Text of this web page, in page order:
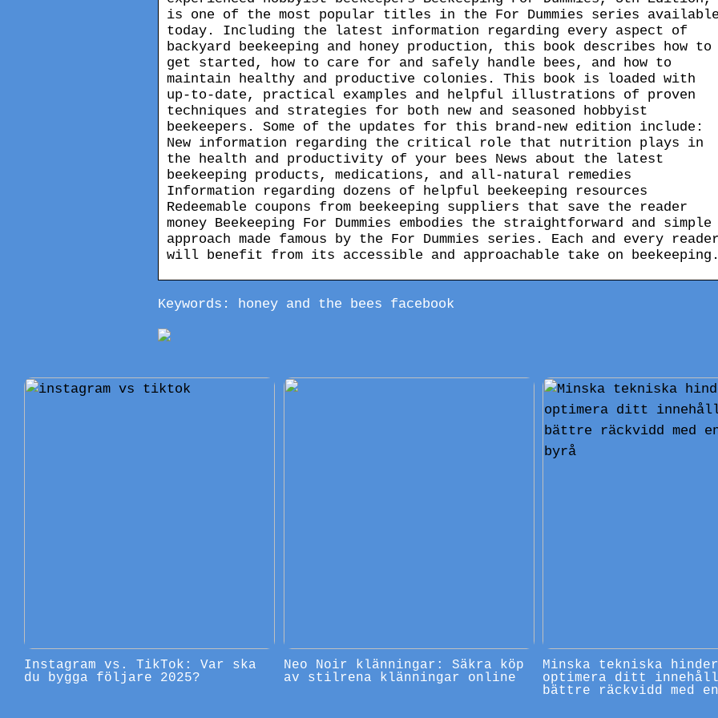
is one of the most popular titles in the For Dummies series available
today. Including the latest information regarding every aspect of
backyard beekeeping and honey production, this book describes how to
get started, how to care for and safely handle bees, and how to
maintain healthy and productive colonies. This book is loaded with
up-to-date, practical examples and helpful illustrations of proven
techniques and strategies for both new and seasoned hobbyist
beekeepers. Some of the updates for this brand-new edition include:
New information regarding the critical role that nutrition plays in
the health and productivity of your bees News about the latest
beekeeping products, medications, and all-natural remedies
Information regarding dozens of helpful beekeeping resources
Redeemable coupons from beekeeping suppliers that save the reader
money Beekeeping For Dummies embodies the straightforward and simple
approach made famous by the For Dummies series. Each and every reader
will benefit from its accessible and approachable take on beekeeping.
Keywords: honey and the bees facebook
Instagram vs. TikTok: Var ska
du bygga följare 2025?
Neo Noir klänningar: Säkra köp
av stilrena klänningar online
Minska tekniska
optimera ditt
bättre räckvidd med en